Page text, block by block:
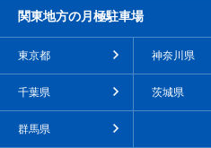
関東地方の月極駐車場
東京都 神奈川県
千葉県 茨城県
群馬県